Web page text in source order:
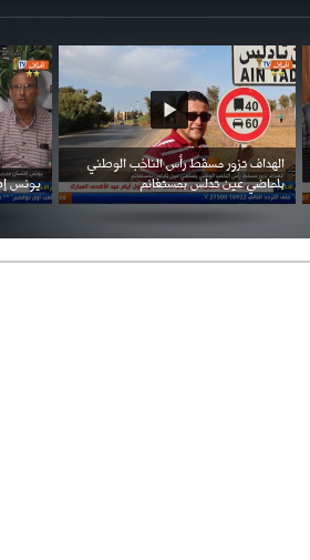
عرقي .
احتفال السفارة السعودية في الجزائر بالعيد
الوطني للمملكة